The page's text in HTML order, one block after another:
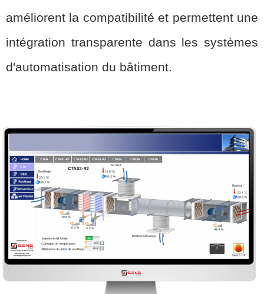
améliorent la compatibilité et permettent une
intégration transparente dans les systèmes
d'automatisation du bâtiment.